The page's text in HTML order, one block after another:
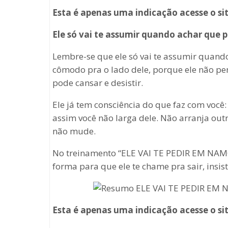
Esta é apenas uma indicação acesse o
Ele só vai te assumir quando achar que
Lembre-se que ele só vai te assumir
cômodo pra o lado dele, porque ele não
pode cansar e desistir.
Ele já tem consciência do que faz com
assim você não larga dele. Não arranja
não mude.
No treinamento “ELE VAI TE PEDIR EM
forma para que ele te chame pra sair,
Esta é apenas uma indicação acesse o